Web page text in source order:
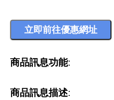
商品訊息功能:
商品訊息描述: